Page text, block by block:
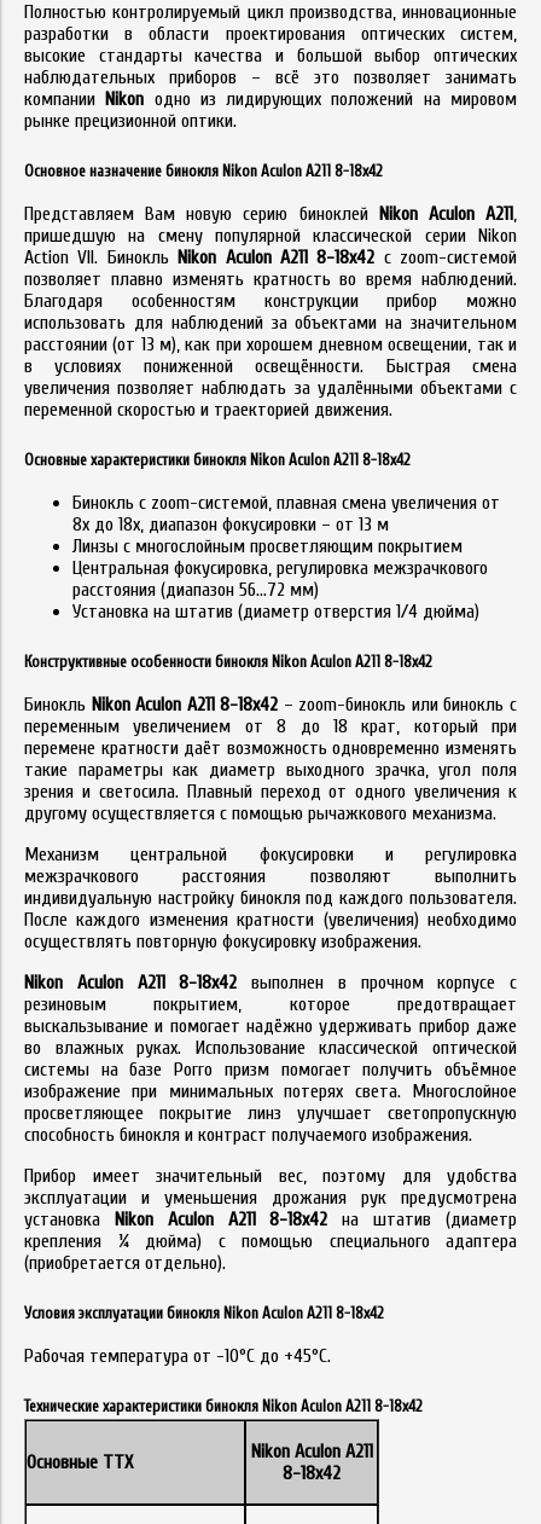
Полностью контролируемый цикл производства, инновационные
разработки в области проектирования оптических систем,
высокие стандарты качества и большой выбор оптических
наблюдательных приборов – всё это позволяет занимать
компанииNikon одно из лидирующих положений на мировом
рынке прецизионной оптики.
Основное назначение бинокля Nikon Aculon A211 8-18x42
Представляем Вам новую серию биноклей Nikon Aculon A211,
пришедшую на смену популярной классической серии Nikon
Action VII. БинокльNikon Aculon A211 8-18x42 с zoom-системой
позволяет плавно изменять кратность во время наблюдений.
Благодаря особенностям конструкции прибор можно
использовать для наблюдений за объектами на значительном
расстоянии (от 13 м), как при хорошем дневном освещении, так и
в условиях пониженной освещённости. Быстрая смена
увеличения позволяет наблюдать за удалёнными объектами с
переменной скоростью и траекторией движения.
Основные характеристики бинокля Nikon Aculon A211 8-18x42
Бинокль с zoom-системой, плавная смена увеличения от
8х до 18х, диапазон фокусировки – от 13 м
Линзы с многослойным просветляющим покрытием
Центральная фокусировка, регулировка межзрачкового
расстояния (диапазон 56…72 мм)
Установка на штатив (диаметр отверстия 1/4 дюйма)
Конструктивные особенности бинокля Nikon Aculon A211 8-18x42
Бинокль Nikon Aculon A211 8-18x42 – zoom-бинокль или бинокль с
переменным увеличением от 8 до 18 крат, который при
перемене кратности даёт возможность одновременно изменять
такие параметры как диаметр выходного зрачка, угол поля
зрения и светосила. Плавный переход от одного увеличения к
другому осуществляется с помощью рычажкового механизма.
Механизм центральной фокусировки и регулировка
межзрачкового расстояния позволяют выполнить
индивидуальную настройку бинокля под каждого пользователя.
После каждого изменения кратности (увеличения) необходимо
осуществлять повторную фокусировку изображения.
Nikon Aculon A211 8-18x42 выполнен в прочном корпусе с
резиновым покрытием, которое предотвращает
выскальзывание и помогает надёжно удерживать прибор даже
во влажных руках. Использование классической оптической
системы на базе Porro призм помогает получить объёмное
изображение при минимальных потерях света. Многослойное
просветляющее покрытие линз улучшает светопропускную
способность бинокля и контраст получаемого изображения.
Прибор имеет значительный вес, поэтому для удобства
эксплуатации и уменьшения дрожания рук предусмотрена
установка Nikon Aculon A211 8-18x42 на штатив (диаметр
крепления ¼ дюйма) с помощью специального адаптера
(приобретается отдельно).
Условия эксплуатации бинокля Nikon Aculon A211 8-18x42
Рабочая температура от -10°С до +45°С.
Технические характеристики бинокля Nikon Aculon A211 8-18x42
Основные ТТХ
Nikon Aculon A211
8-18x42